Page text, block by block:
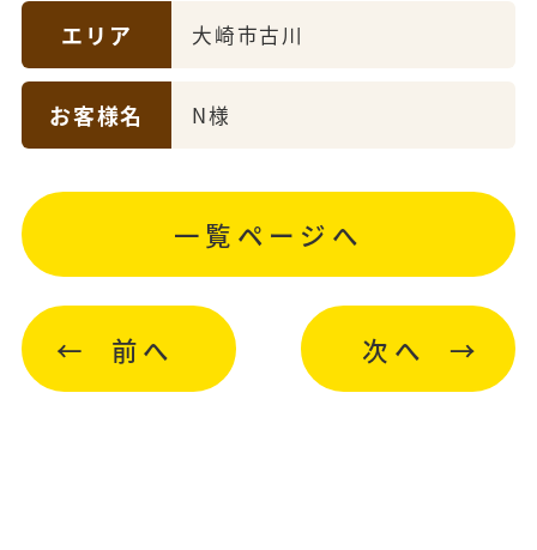
エリア 大崎市古川
お客様名 N様
前へ
一覧ページへ
次へ